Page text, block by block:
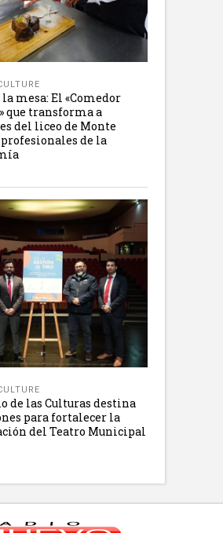
mesa: El «Comedor
que transforma a
del liceo de Monte
de la
de las Culturas destina
para fortalecer la
del Teatro Municipal